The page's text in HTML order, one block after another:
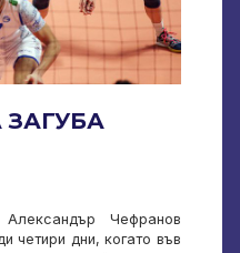
Чефранов
четири дни, когато във